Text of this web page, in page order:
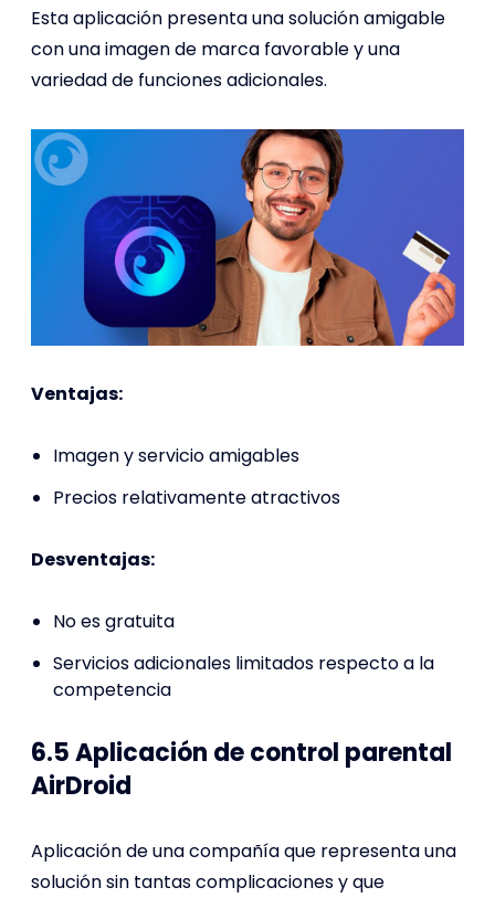
Esta aplicación presenta una solución amigable
con una imagen de marca favorable y una
variedad de funciones adicionales.
Ventajas:
Imagen y servicio amigables
Precios relativamente atractivos
Desventajas:
No es gratuita
Servicios adicionales limitados respecto a la
competencia
6.5 Aplicación de control parental
AirDroid
Aplicación de una compañía que representa una
solución sin tantas complicaciones y que